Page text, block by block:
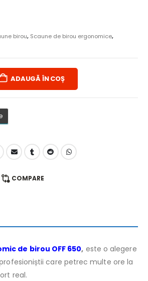
birou, Scaune de birou ergonomice,
ADAUGĂ ÎN COȘ
COMPARE
de birou OFF 650, este o alegere
care petrec multe ore la
real.